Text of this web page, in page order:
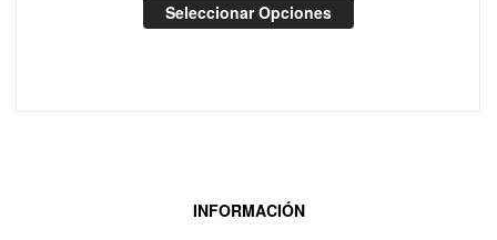
Seleccionar Opciones
INFORMACIÓN